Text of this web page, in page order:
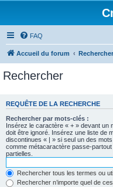
FAQ
Accueil du forum Rechercher
Rechercher
REQUÊTE DE LA RECHERCHE
Rechercher par mots-clés :
Insérez le caractère « + » devant un
doit être ignoré. Insérez une liste de
discontinues « | » si seul un des
comme métacaractère passe-
partielles.
Rechercher tous les termes ou
Rechercher n’importe quel de